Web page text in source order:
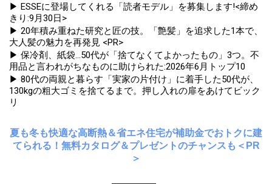
▶ ESSEに登場してくれる「読者モデル」を募集します!<締め
きり:9月30日>
▶ 20年積み重ねた研究と匠の技。「艶髪」を追求した1本で、
大人髪の魅力を再発見 <PR>
▶ 保冷剤、紙袋...50代が「捨てなくてよかったもの」3つ。不
用品と言われがちなものに助けられた:2026年6月トップ10
▶ 80代の両親と暮らす「実家の片付け」に着手した50代が、
130kgの粗大ゴミを捨てるまで。押し入れの扉をあけてビック
リ
夏も冬も快適な高断熱＆省エネ住宅が補助金でおトクに建
てられる！無料カタログ＆プレゼントのチャンスも＜PR
＞